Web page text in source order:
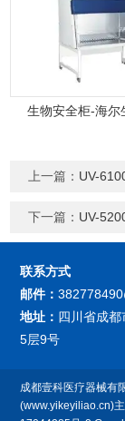
生物安全柜-海尔
上一篇： UV-
下一篇： UV-
联系方式
邮件：
地址： 四川省成
5层9号
成都壹科医疗器械有
(www.yikeyiliao.cn)